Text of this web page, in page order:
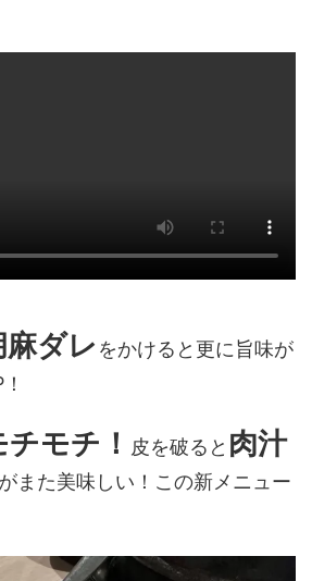
麻ダレ をかけると更に旨味が
モチ！ 皮を破ると 肉汁
また美味しい！この新メニュー